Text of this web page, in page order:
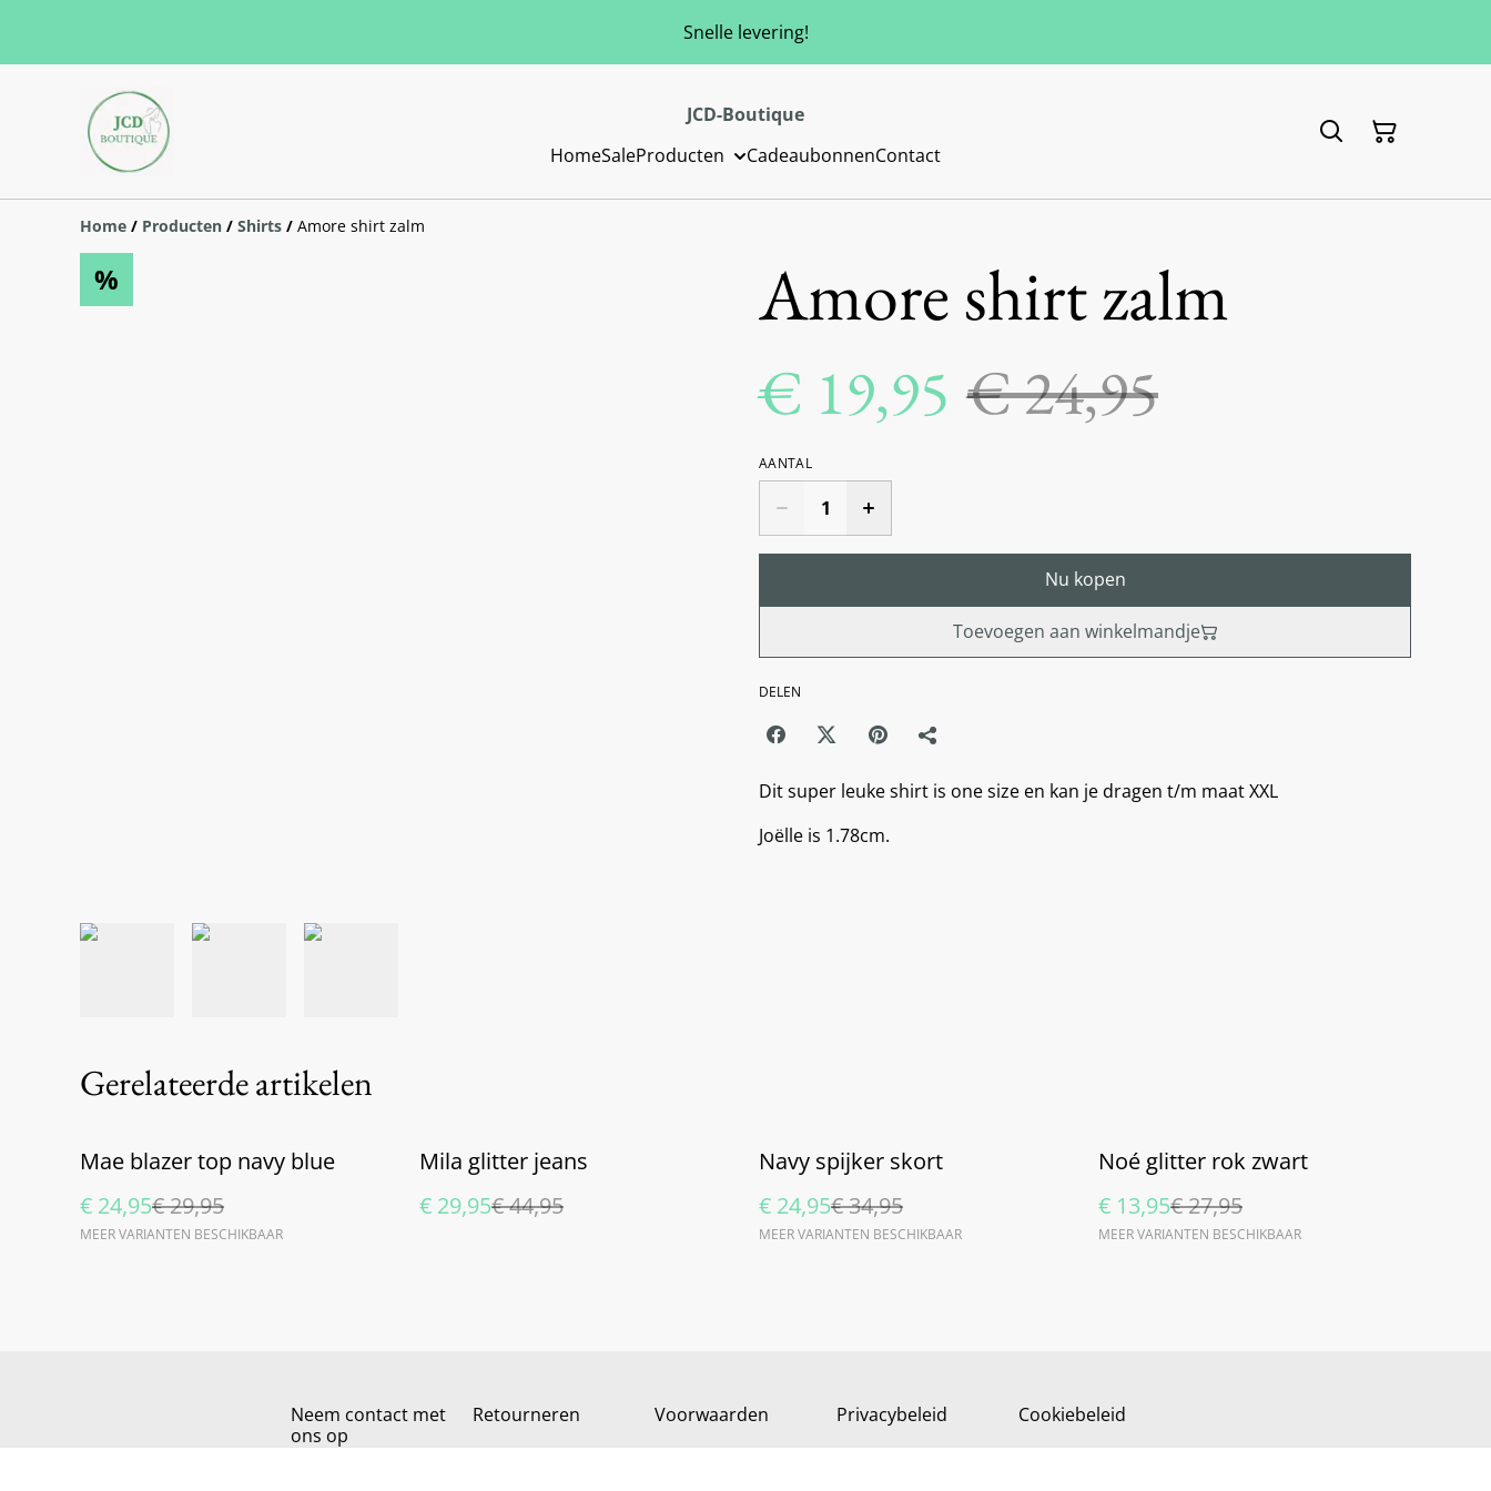
Snelle levering!
JCD-Boutique
HomeSaleProducten CadeaubonnenContact
Home / Producten / Shirts / Amore shirt zalm
% Amore shirt zalm
€ 19,95 € 24,95
AANTAL
Nu kopen
Toevoegen aan winkelmandje
DELEN
Dit super leuke shirt is one size en kan je dragen t/m maat XXL
Joëlle is 1.78cm.
Gerelateerde artikelen
%
Mae blazer top navy blue
€ 24,95€ 29,95
MEER VARIANTEN BESCHIKBAAR
%
Mila glitter jeans
€ 29,95€ 44,95
%
Navy spijker skort
€ 24,95€ 34,95
MEER VARIANTEN BESCHIKBAAR
%
Noé glitter rok zwart
€ 13,95€ 27,95
MEER VARIANTEN BESCHIKBAAR
Neem contact met
ons op
Retourneren Voorwaarden Privacybeleid Cookiebeleid